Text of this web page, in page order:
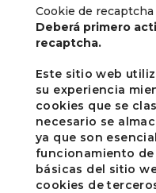
Cookie de recaptcha
Deberá primero
recaptcha.
Este sitio web
su experiencia
cookies que se
necesario se
ya que son
funcionamiento
básicas del sitio
cookies de